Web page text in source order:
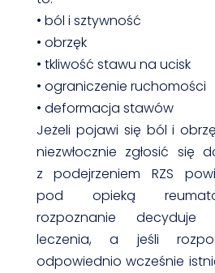
• ból i sztywność
• obrzęk
• tkliwość stawu na ucisk
• ograniczenie ruchomości
• deformacja stawów
Jeżeli pojawi się ból i
niezwłocznie zgłosić się
z podejrzeniem RZS
pod opieką
rozpoznanie decyduje
leczenia, a jeśli
odpowiednio wcześnie